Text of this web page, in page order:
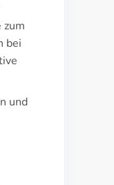
zum
bei
und